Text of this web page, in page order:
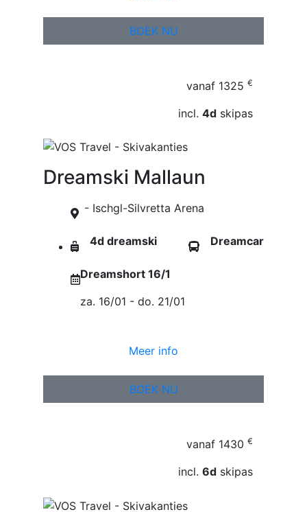
BOEK NU
vanaf 1325 €
incl. 4d skipas
Dreamski Mallaun
- Ischgl-Silvretta Arena
4d dreamski Dreamcar
Dreamshort 16/1
za. 16/01 - do. 21/01
Meer info
BOEK NU
vanaf 1430 €
incl. 6d skipas